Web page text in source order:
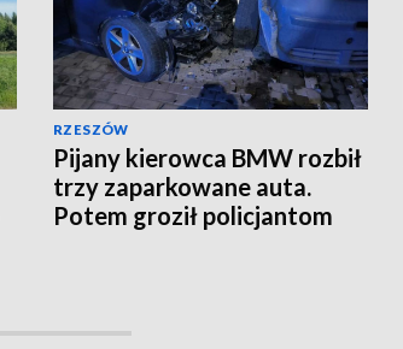
RZESZÓW
Pijany kierowca BMW rozbił
trzy zaparkowane auta.
Potem groził policjantom